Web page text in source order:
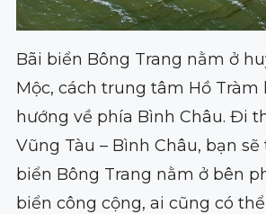
Bãi biển Bông Trang nằm ở
Mộc, cách trung tâm Hồ Tràm
hướng về phía Bình Châu. Đi
Vũng Tàu – Bình Châu, bạn
biển Bông Trang nằm ở bên
biển công cộng, ai cũng có